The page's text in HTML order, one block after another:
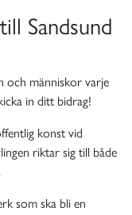
Sandsund
och människor varje
in ditt bidrag!
konst vid
riktar sig till både
som ska bli en